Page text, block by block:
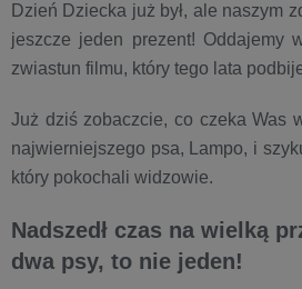
Dzień Dziecka już był, ale naszym
jeszcze jeden prezent! Oddajemy
zwiastun filmu, który tego lata
Już dziś zobaczcie, co czeka Was
najwierniejszego psa, Lampo, i
który pokochali widzowie.
Nadszedł czas na wielką
dwa psy, to nie jeden!